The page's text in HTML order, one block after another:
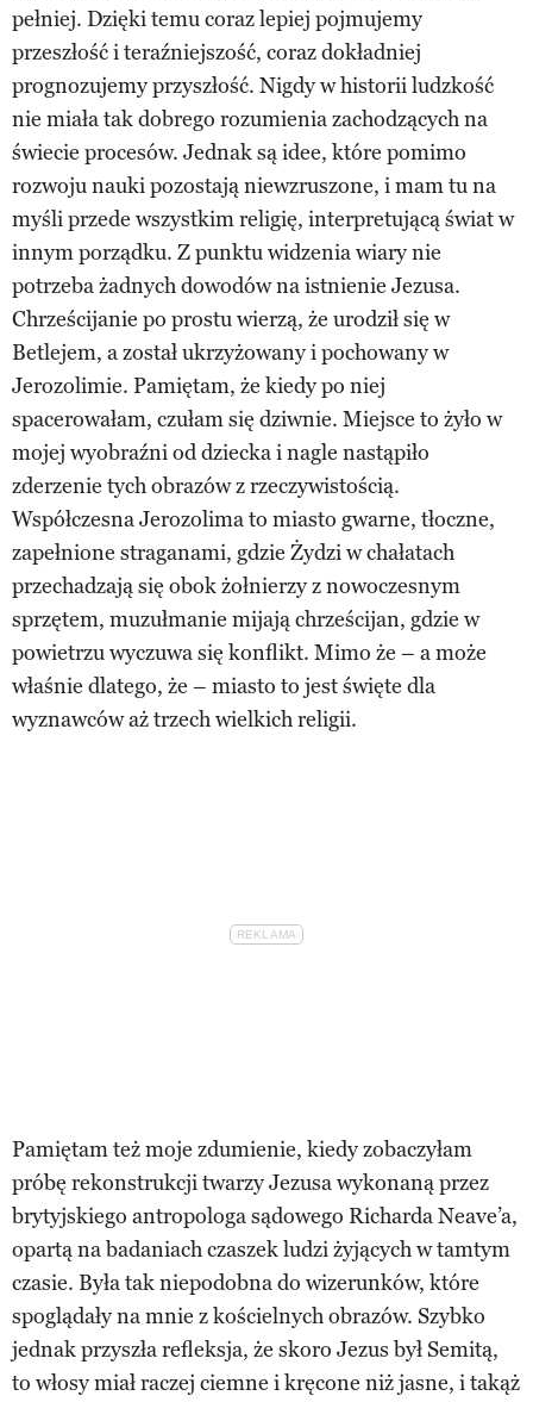
pełniej. Dzięki temu coraz lepiej pojmujemy
przeszłość i teraźniejszość, coraz dokładniej
prognozujemy przyszłość. Nigdy w historii ludzkość
nie miała tak dobrego rozumienia zachodzących na
świecie procesów. Jednak są idee, które pomimo
rozwoju nauki pozostają niewzruszone, i mam tu na
myśli przede wszystkim religię, interpretującą świat w
innym porządku. Z punktu widzenia wiary nie
potrzeba żadnych dowodów na istnienie Jezusa.
Chrześcijanie po prostu wierzą, że urodził się w
Betlejem, a został ukrzyżowany i pochowany w
Jerozolimie. Pamiętam, że kiedy po niej
spacerowałam, czułam się dziwnie. Miejsce to żyło w
mojej wyobraźni od dziecka i nagle nastąpiło
zderzenie tych obrazów z rzeczywistością.
Współczesna Jerozolima to miasto gwarne, tłoczne,
zapełnione straganami, gdzie Żydzi w chałatach
przechadzają się obok żołnierzy z nowoczesnym
sprzętem, muzułmanie mijają chrześcijan, gdzie w
powietrzu wyczuwa się konflikt. Mimo że – a może
właśnie dlatego, że – miasto to jest święte dla
wyznawców aż trzech wielkich religii.
Pamiętam też moje zdumienie, kiedy zobaczyłam
próbę rekonstrukcji twarzy Jezusa wykonaną przez
brytyjskiego antropologa sądowego Richarda Neave’a,
opartą na badaniach czaszek ludzi żyjących w tamtym
czasie. Była tak niepodobna do wizerunków, które
spoglądały na mnie z kościelnych obrazów. Szybko
jednak przyszła refleksja, że skoro Jezus był Semitą,
to włosy miał raczej ciemne i kręcone niż jasne, i takąż